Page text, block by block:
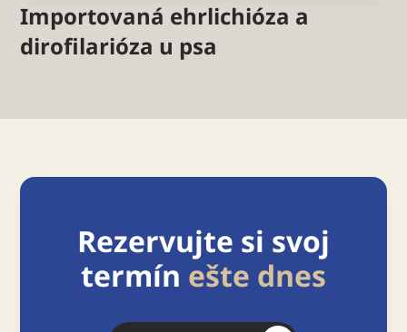
Importovaná ehrlichióza a
dirofilarióza u psa
Rezervujte si svoj
termín ešte dnes